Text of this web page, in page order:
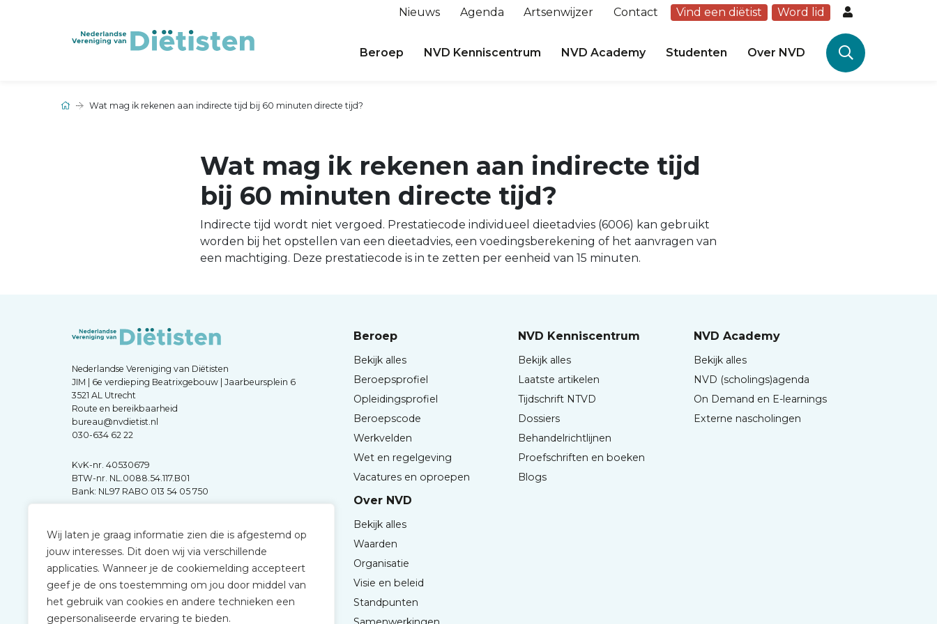
Wij laten je graag informatie zien die is afgestemd op
jouw interesses. Dit doen wij via verschillende
applicaties. Wanneer je de cookiemelding accepteert
geef je de ons toestemming om jou door middel van
het gebruik van cookies en andere technieken een
gepersonaliseerde ervaring te bieden.
Nieuws Agenda Artsenwijzer Contact Vind een diëtist Word lid
Beroep NVD Kenniscentrum NVD Academy Studenten Over NVD
Wat mag ik rekenen aan indirecte tijd bij 60 minuten directe tijd?
Wat mag ik rekenen aan indirecte tijd
bij 60 minuten directe tijd?
Indirecte tijd wordt niet vergoed. Prestatiecode individueel dieetadvies (6006) kan gebruikt
worden bij het opstellen van een dieetadvies, een voedingsberekening of het aanvragen van
een machtiging. Deze prestatiecode is in te zetten per eenheid van 15 minuten.
Nederlandse Vereniging van Diëtisten
JIM | 6e verdieping Beatrixgebouw | Jaarbeursplein 6
3521 AL Utrecht
Route en bereikbaarheid
bureau@nvdietist.nl
030-634 62 22
KvK-nr. 40530679
BTW-nr. NL.0088.54.117.B01
Bank: NL97 RABO 013 54 05 750
Beroep
Bekijk alles
Beroepsprofiel
Opleidingsprofiel
Beroepscode
Werkvelden
Wet en regelgeving
Vacatures en oproepen
NVD Kenniscentrum
Bekijk alles
Laatste artikelen
Tijdschrift NTVD
Dossiers
Behandelrichtlijnen
Proefschriften en boeken
Blogs
NVD Academy
Bekijk alles
NVD (scholings)agenda
On Demand en E-learnings
Externe nascholingen
Over NVD
Bekijk alles
Waarden
Organisatie
Visie en beleid
Standpunten